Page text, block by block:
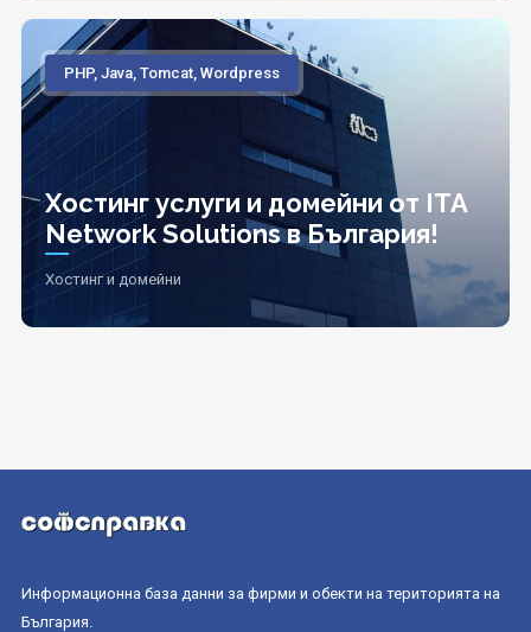
PHP, Java, Tomcat, Wordpress
Хостинг услуги и домейни от ITA
Network Solutions в България!
Хостинг и домейни
Информационна база данни за фирми и обекти на територията на
България.